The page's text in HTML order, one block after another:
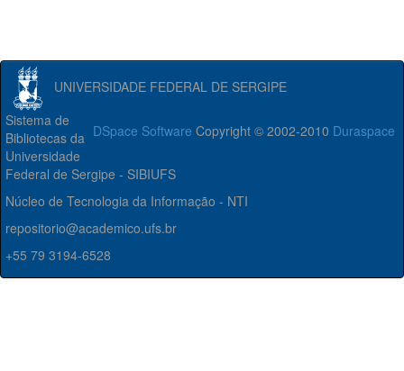
UNIVERSIDADE FEDERAL DE SERGIPE
DSpace Software Copyright © 2002-2010 Duraspace
Sistema de
Bibliotecas da
Universidade
Federal de Sergipe - SIBIUFS
Núcleo de Tecnologia da Informação - NTI
repositorio@academico.ufs.br
+55 79 3194-6528